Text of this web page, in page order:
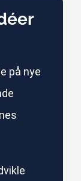
på nye